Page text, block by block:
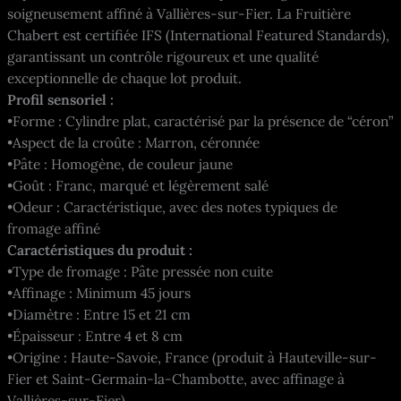
soigneusement affiné à Vallières-sur-Fier. La Fruitière
Chabert est certifiée IFS (International Featured Standards),
garantissant un contrôle rigoureux et une qualité
exceptionnelle de chaque lot produit.
Profil sensoriel :
•Forme : Cylindre plat, caractérisé par la présence de “céron”
•Aspect de la croûte : Marron, céronnée
•Pâte : Homogène, de couleur jaune
•Goût : Franc, marqué et légèrement salé
•Odeur : Caractéristique, avec des notes typiques de
fromage affiné
Caractéristiques du produit :
•Type de fromage : Pâte pressée non cuite
•Affinage : Minimum 45 jours
•Diamètre : Entre 15 et 21 cm
•Épaisseur : Entre 4 et 8 cm
•Origine : Haute-Savoie, France (produit à Hauteville-sur-
Fier et Saint-Germain-la-Chambotte, avec affinage à